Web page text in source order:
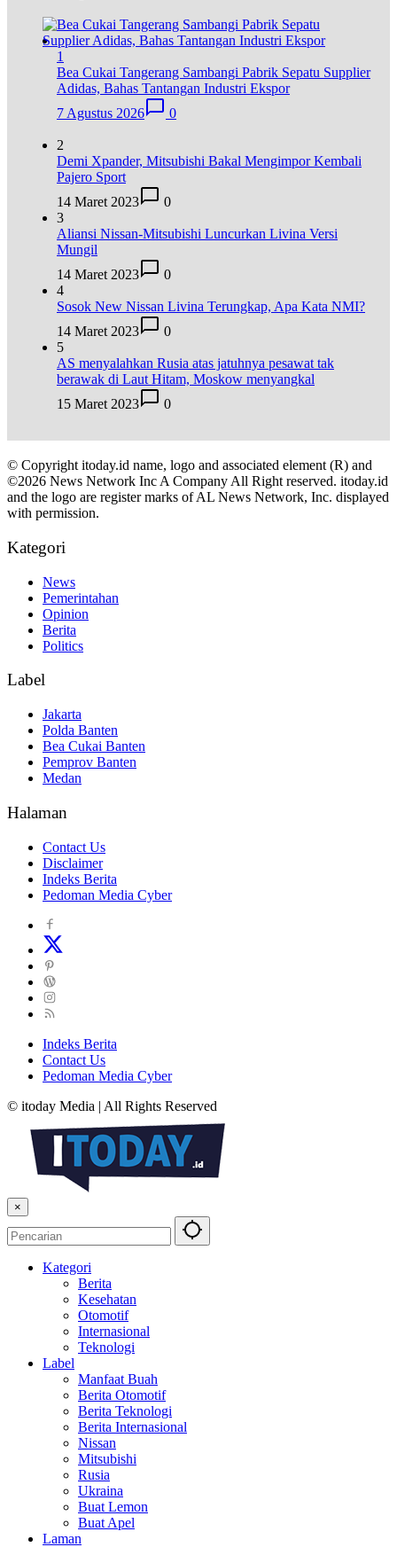
1
Bea Cukai Tangerang Sambangi Pabrik Sepatu Supplier
Adidas, Bahas Tantangan Industri Ekspor
7 Agustus 2026
0
2
Demi Xpander, Mitsubishi Bakal Mengimpor Kembali
Pajero Sport
14 Maret 2023
0
3
Aliansi Nissan-Mitsubishi Luncurkan Livina Versi
Mungil
14 Maret 2023
0
4
Sosok New Nissan Livina Terungkap, Apa Kata NMI?
14 Maret 2023
0
5
AS menyalahkan Rusia atas jatuhnya pesawat tak
berawak di Laut Hitam, Moskow menyangkal
15 Maret 2023
0
© Copyright itoday.id name, logo and associated element (R) and
©2026 News Network Inc A Company All Right reserved. itoday.id
and the logo are register marks of AL News Network, Inc. displayed
with permission.
Kategori
News
Pemerintahan
Opinion
Berita
Politics
Label
Jakarta
Polda Banten
Bea Cukai Banten
Pemprov Banten
Medan
Halaman
Contact Us
Disclaimer
Indeks Berita
Pedoman Media Cyber
Indeks Berita
Contact Us
Pedoman Media Cyber
© itoday Media | All Rights Reserved
×
Kategori
Berita
Kesehatan
Otomotif
Internasional
Teknologi
Label
Manfaat Buah
Berita Otomotif
Berita Teknologi
Berita Internasional
Nissan
Mitsubishi
Rusia
Ukraina
Buat Lemon
Buat Apel
Laman